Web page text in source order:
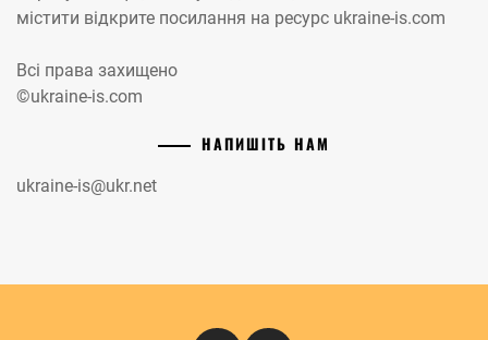
містити відкрите посилання на ресурс ukraine-is.com
Всі права захищено
©ukraine-is.com
НАПИШІТЬ НАМ
ukraine-is@ukr.net